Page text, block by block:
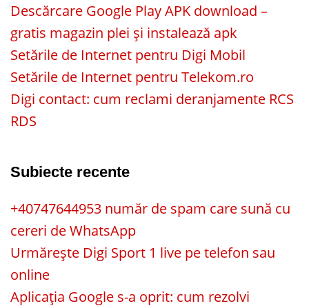
Descărcare Google Play APK download –
gratis magazin plei și instalează apk
Setările de Internet pentru Digi Mobil
Setările de Internet pentru Telekom.ro
Digi contact: cum reclami deranjamente RCS
RDS
Subiecte recente
+40747644953 număr de spam care sună cu
cereri de WhatsApp
Urmărește Digi Sport 1 live pe telefon sau
online
Aplicația Google s-a oprit: cum rezolvi